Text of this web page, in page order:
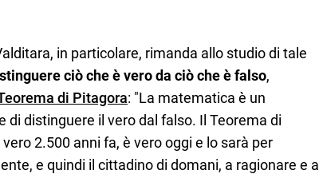
in particolare, rimanda allo studio di tale
ciò che è vero da ciò che è falso,
di Pitagora: "La matematica è un
di distinguere il vero dal falso. Il Teorema di
2.500 anni fa, è vero oggi e lo sarà per
e quindi il cittadino di domani, a ragionare e a